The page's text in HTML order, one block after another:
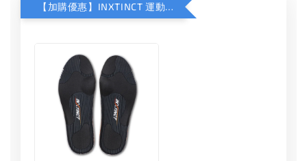
【加購優惠】INXTINCT 運動款鞋墊